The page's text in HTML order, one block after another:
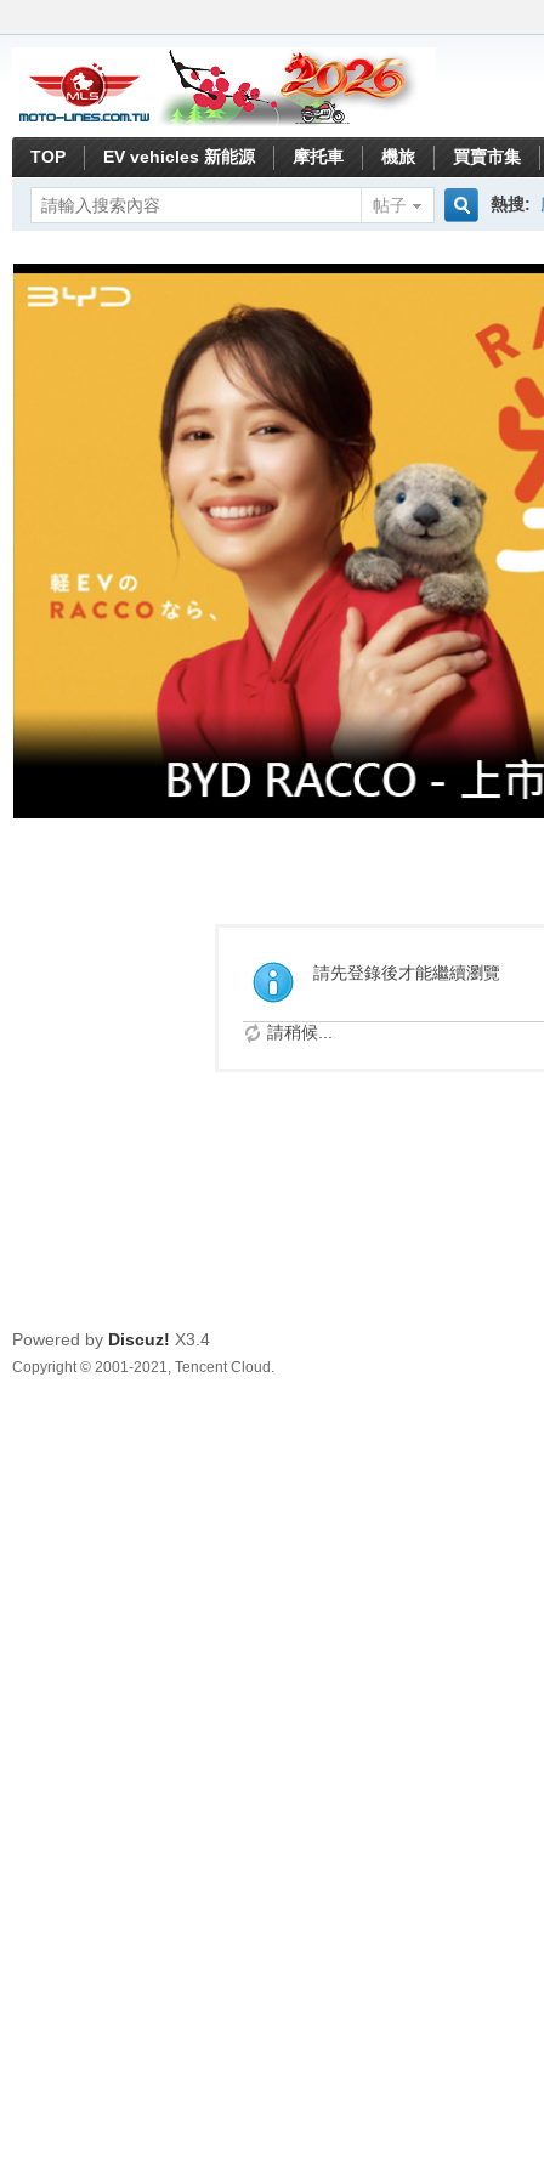
TOP EV vehicles 新能源 摩托車 機旅 買賣市集
帖子
熱搜:
請先登錄後才能繼續瀏覽
請稍候...
Powered by Discuz! X3.4
Copyright © 2001-2021, Tencent Cloud.